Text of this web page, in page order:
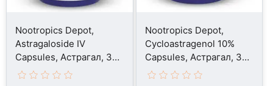
Nootropics Depot,
Astragaloside IV
Capsules, Астрагал, 30
капсул
Nootropics Depot,
Cycloastragenol 10%
Capsules, Астрагал, 30
капсул